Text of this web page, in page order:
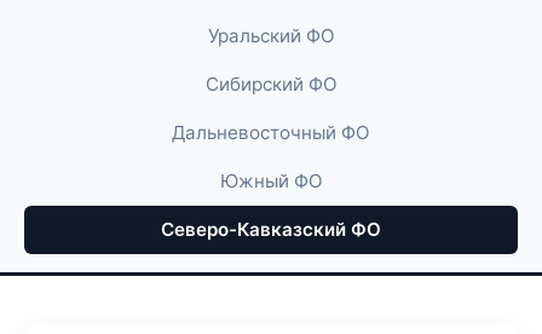
Уральский ФО
Сибирский ФО
Дальневосточный ФО
Южный ФО
Северо-Кавказский ФО